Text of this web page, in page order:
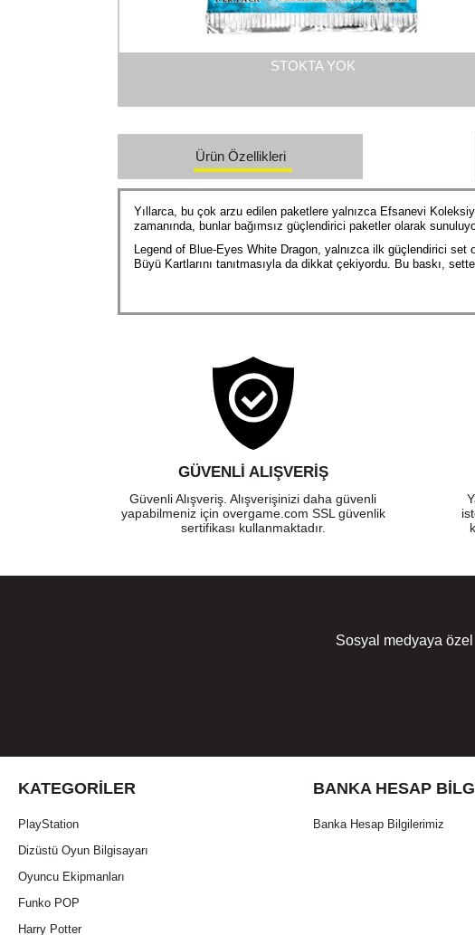
STOKTA YOK
Ürün Özellikleri
Yıllarca, bu çok arzu edilen paketlere yalnızca Efsanevi
zamanında, bunlar bağımsız güçlendirici paketler olarak
Legend of Blue-Eyes White Dragon, yalnızca ilk güçlendirici set
Büyü Kartlarını tanıtmasıyla da dikkat çekiyordu. Bu baskı,
GÜVENLI ALIŞVERIŞ
Güvenli Alışveriş. Alışverişinizi daha güvenli
yapabilmeniz için overgame.com SSL güvenlik
sertifikası kullanmaktadır.
Sosyal medyaya
KATEGORILER
PlayStation
Dizüstü Oyun Bilgisayarı
Oyuncu Ekipmanları
Funko POP
Harry Potter
BANKA HESAP
Banka Hesap Bilgilerimiz